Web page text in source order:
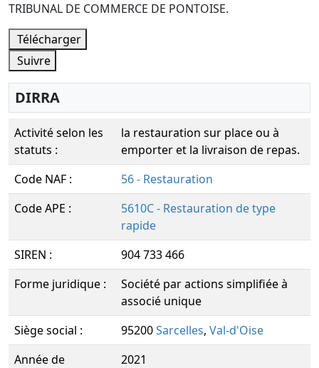
TRIBUNAL DE COMMERCE DE PONTOISE.
Télécharger
Suivre
DIRRA
Activité selon les
statuts :
la restauration sur place ou à
emporter et la livraison de repas.
Code NAF :
56 - Restauration
Code APE :
5610C - Restauration de type
rapide
SIREN :
904 733 466
Forme juridique :
Société par actions simplifiée à
associé unique
Siège social :
95200Sarcelles, Val-d'Oise
Année de
2021